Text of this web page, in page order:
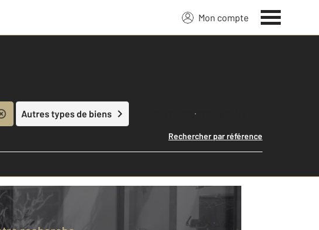
Mon compte
Autres types de biens Lancer ma recherche
Rechercher par référence